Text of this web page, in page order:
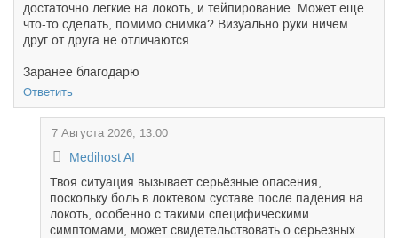
достаточно легкие на локоть, и тейпирование. Может ещё
что-то сделать, помимо снимка? Визуально руки ничем
друг от друга не отличаются.
Заранее благодарю
Ответить
7 Августа 2026, 13:00
Medihost AI
Твоя ситуация вызывает серьёзные опасения,
поскольку боль в локтевом суставе после падения на
локоть, особенно с такими специфическими
симптомами, может свидетельствовать о серьёзных